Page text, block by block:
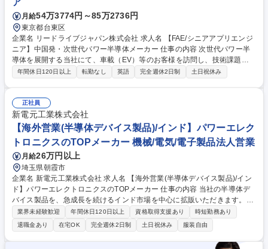
発エンジニア(Senior Staff Device Engineer)
ア
月給54万3774円～85万2736円
東京都台東区
企業名 リードライブジャパン株式会社 求人名 【FAE/シニアアプリエンジ
ニア】中国発・次世代パワー半導体メーカー 仕事の内容 次世代パワー半
導体を展開する当社にて、車載（EV）等のお客様を訪問し、技術課題の
ヒアリングから最適なデバイス選定、仕様を理解した上での回路デザイン
タ、OBC、DC-DC等の電源回路設計・検証・評価■顧客の技術課題（スイ
ッチング損失、熱設計、EMI/EMC対策等）の解析および改善提案■最適な
デバイス選定と回路デザインへの落とし込み■評価ボード・デモ機の設
計、技術資料作成■中国本社との技術連携・仕様調整 【従事すべき業務の
変更の範囲】当社の指定する業務 募集職種 【FAE/シニアアプリエンジニ
ア】中国発・次世代パワー半導体メーカー
年間休日120日以上 転勤なし 英語 完全週休2日制 土日祝休み
正社員
新電元工業株式会社
【海外営業(半導体デバイス製品)/インド】パワーエレク
トロニクスのTOPメーカー 機械/電気/電子製品法人営業
月給26万円以上
埼玉県朝霞市
企業名 新電元工業株式会社 求人名 【海外営業(半導体デバイス製品)/イン
ド】パワーエレクトロニクスのTOPメーカー 仕事の内容 当社の半導体デ
バイス製品を、急成長を続けるインド市場を中心に拡販いただきます。以
下業務を踏まえ、現地駐在員および社内関係各部署とのコミュニケーショ
ンを図りながら海外販社の拡販活動を支援していきます。 【具体的にお任
せする業務】 ■市場分析・販売戦略立案■現地OEMメーカーへの提案活動
■新規案件の獲得■開発部門と連携した製品企画 ■量産立上げまでのプロジ
業界未経験歓迎 年間休日120日以上 資格取得支援あり
時短勤務あり
退職金あり
在宅OK 完全週休2日制 土日祝休み 服装自由